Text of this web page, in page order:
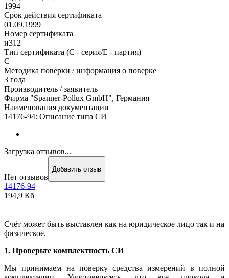
1994
Срок действия сертификата
01.09.1999
Номер сертификата
и312
Тип сертификата (C - серия/E - партия)
С
Методика поверки / информация о поверке
3 года
Производитель / заявитель
Фирма "Spanner-Pollux GmbH", Германия
Наименования документации
14176-94: Описание типа СИ
Загрузка отзывов...
Нет отзывов
Добавить отзыв
14176-94
194,9 Кб
Счёт может быть выставлен как на юридическое лицо так и на
физическое.
1. Проверьте комплектность СИ
Мы принимаем на поверку средства измерений в полной